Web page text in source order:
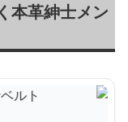
本革紳士メン